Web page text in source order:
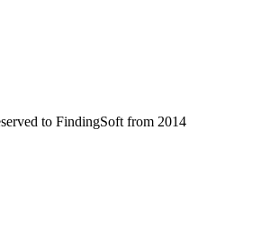
to FindingSoft from 2014